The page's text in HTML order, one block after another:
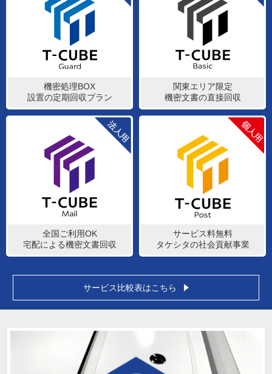
機密処理BOX
設置の定期回収プラン
関東エリア限定
機密文書の直接回収
全国ご利用OK
宅配による機密文書回収
サービス料無料
タケシタの社会貢献事業
サービス比較表はこちら